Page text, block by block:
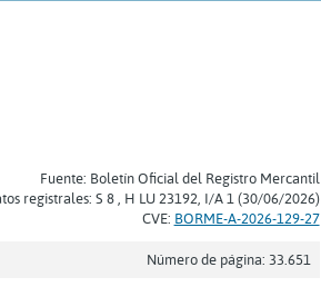
Fuente: Boletín Oficial del Registro Mercantil
registrales: S 8 , H LU 23192, I/A 1 (30/06/2026)
CVE: BORME-A-2026-129-27
Número de página: 33.651